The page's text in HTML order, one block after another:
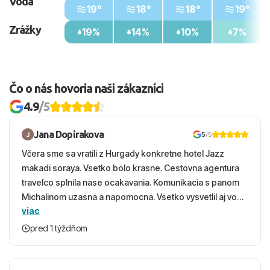
Zrážky
19°
19%
18°
14%
18°
10%
19°
7%
Čo o nás hovoria naši zákazníci
4.9/5
Jana Dopirakova 5/5
Včera sme sa vratili z Hurgady konkretne hotel Jazz
makadi soraya. Vsetko bolo krasne. Cestovna agentura
travelco splnila nase ocakavania. Komunikacia s panom
Michalinom uzasna a napomocna. Vsetko vysvetlil aj vo
vecernych hodinach zaco sa ospravedlnujem. Hotel
krasny, cisty. Sluzby top. Strava, prostredie, more,
viac
pred 1 týždňom